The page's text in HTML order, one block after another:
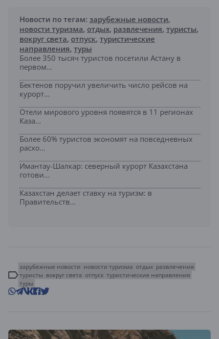
Новости по тегам: зарубежные новости,
новости туризма, отдых, развлечения, туристы,
вокруг света, отпуск, туристические
направления, туры
Более 350 тысяч туристов посетили Астану в
первом...
Бектенов поручил увеличить число рейсов на
курорт...
Отели мирового уровня появятся в 11 регионах
Каза...
Более 60% туристов экономят на повседневных
расхо...
Имантау-Шалкар: северный курорт Казахстана
готови...
Казахстан делает ставку на туризм: в
Правительств...
зарубежные новости новости туризма отдых развлечения
туристы вокруг света отпуск туристические направления
туры